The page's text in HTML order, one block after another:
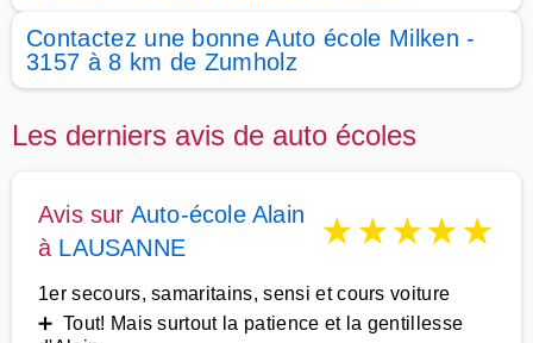
Contactez une bonne Auto école Milken -
3157 à 8 km de Zumholz
Les derniers avis de auto écoles
Avis sur Auto-école Alain
à LAUSANNE ★★★★★
1er secours, samaritains, sensi et cours voiture
➕ Tout! Mais surtout la patience et la gentillesse